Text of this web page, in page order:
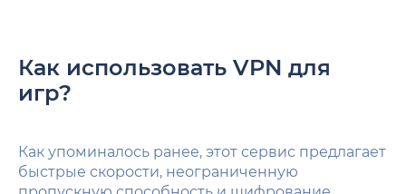
Как использовать VPN для
игр?
Как упоминалось ранее, этот сервис предлагает
быстрые скорости, неограниченную